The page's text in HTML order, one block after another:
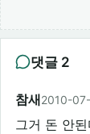
댓글 2
참새2010-
그거 돈 안